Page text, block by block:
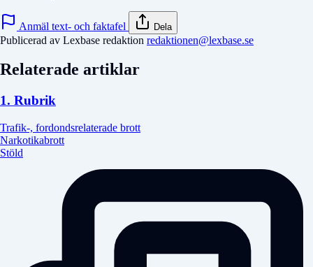
Anmäl text- och faktafel Dela
Publicerad av Lexbase redaktion redaktionen@lexbase.se
Relaterade artiklar
1. Rubrik
Trafik-, fordondsrelaterade brott
Narkotikabrott
Stöld